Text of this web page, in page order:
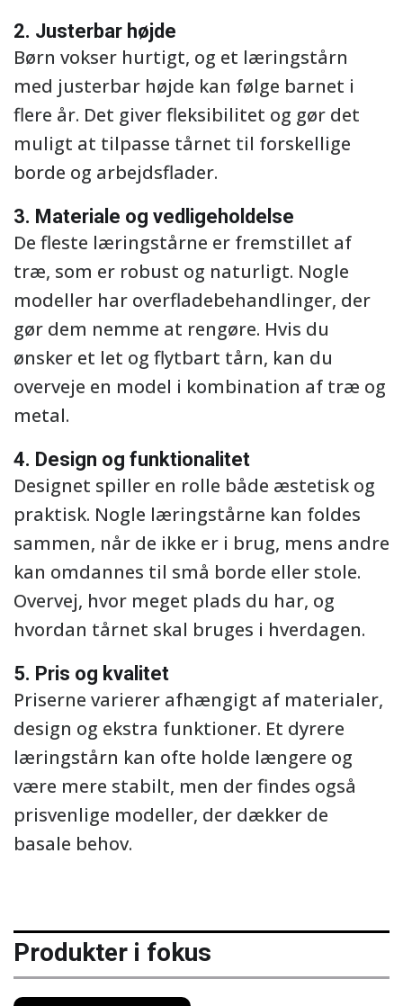
2. Justerbar højde
Børn vokser hurtigt, og et læringstårn
med justerbar højde kan følge barnet i
flere år. Det giver fleksibilitet og gør det
muligt at tilpasse tårnet til forskellige
borde og arbejdsflader.
3. Materiale og vedligeholdelse
De fleste læringstårne er fremstillet af
træ, som er robust og naturligt. Nogle
modeller har overfladebehandlinger, der
gør dem nemme at rengøre. Hvis du
ønsker et let og flytbart tårn, kan du
overveje en model i kombination af træ og
metal.
4. Design og funktionalitet
Designet spiller en rolle både æstetisk og
praktisk. Nogle læringstårne kan foldes
sammen, når de ikke er i brug, mens andre
kan omdannes til små borde eller stole.
Overvej, hvor meget plads du har, og
hvordan tårnet skal bruges i hverdagen.
5. Pris og kvalitet
Priserne varierer afhængigt af materialer,
design og ekstra funktioner. Et dyrere
læringstårn kan ofte holde længere og
være mere stabilt, men der findes også
prisvenlige modeller, der dækker de
basale behov.
Produkter i fokus